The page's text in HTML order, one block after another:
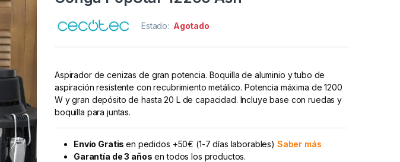
Estado: Agotado
Aspirador de cenizas de gran potencia. Boquilla de aluminio y tubo de
aspiración resistente con recubrimiento metálico. Potencia máxima de 1200
W y gran depósito de hasta 20 L de capacidad. Incluye base con ruedas y
boquilla para juntas.
Envío Gratisen pedidos +50€ (1-7 días laborables) Saber más
Garantía de 3 años en todos los productos.